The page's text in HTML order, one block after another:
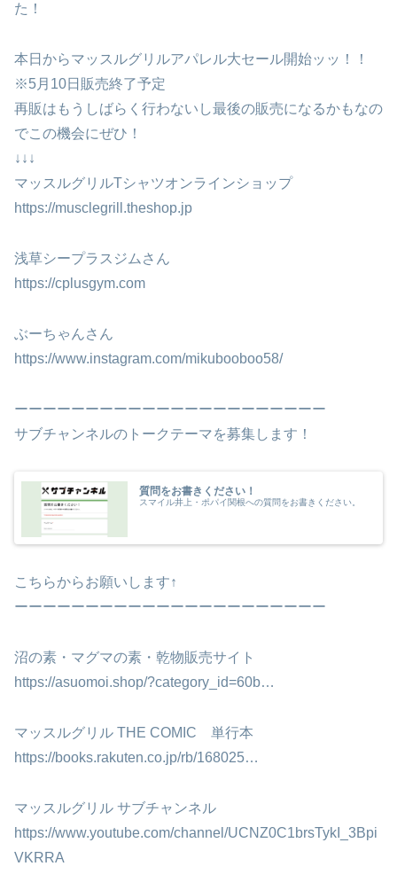
た！
本日からマッスルグリルアパレル大セール開始ッッ！！
※5月10日販売終了予定
再販はもうしばらく行わないし最後の販売になるかもなの
でこの機会にぜひ！
↓↓↓
マッスルグリルTシャツオンラインショップ
https://musclegrill.theshop.jp
浅草シープラスジムさん
https://cplusgym.com
ぶーちゃんさん
https://www.instagram.com/mikubooboo58/
ーーーーーーーーーーーーーーーーーーーーーー
サブチャンネルのトークテーマを募集します！
質問をお書きください！
スマイル井上・ポパイ関根への質問をお書きください。
こちらからお願いします↑
ーーーーーーーーーーーーーーーーーーーーーー
沼の素・マグマの素・乾物販売サイト
https://asuomoi.shop/?category_id=60b…
マッスルグリル THE COMIC 単行本
https://books.rakuten.co.jp/rb/168025…
マッスルグリル サブチャンネル
https://www.youtube.com/channel/UCNZ0C1brsTykI_3Bpi
VKRRA